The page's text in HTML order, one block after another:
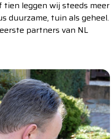
leggen wij steeds meer
duurzame, tuin als geheel.
partners van NL